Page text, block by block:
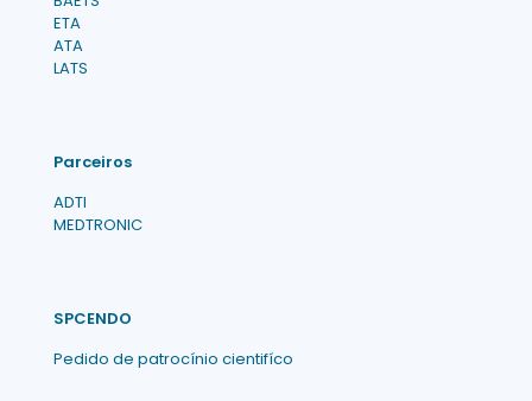
ETA
ATA
LATS
Parceiros
ADTI
MEDTRONIC
SPCENDO
Pedido de patrocínio cientifíco